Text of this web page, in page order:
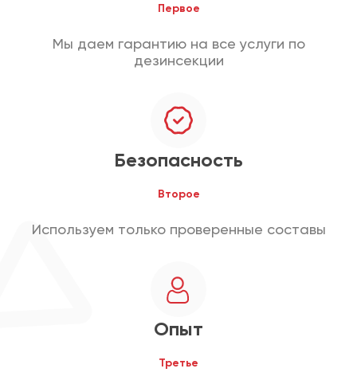
Первое
Мы даем гарантию на все услуги по
дезинсекции
Безопасность
Второе
Используем только проверенные составы
Опыт
Третье